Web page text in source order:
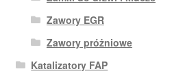
Zawory EGR
Zawory próżniowe
Katalizatory FAP